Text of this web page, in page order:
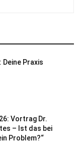
Deine Praxis
Vortrag Dr.
– Ist das bei
Problem?“